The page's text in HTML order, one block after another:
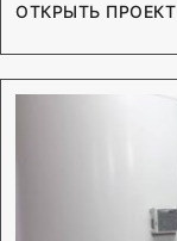
ОТКРЫТЬ ПРОЕКТ